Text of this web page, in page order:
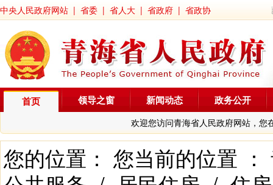
中央人民政府网站 | 省委 | 省人大 | 省政府 | 省政协
首页
欢迎您访问青海省人民政府网站，您
领导之窗 新闻动态 政务公开
您的位置： 您当前的位置 ：